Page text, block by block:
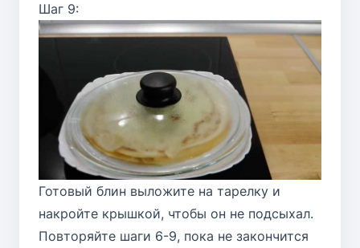
Шаг 9:
Готовый блин выложите на тарелку и
накройте крышкой, чтобы он не подсыхал.
Повторяйте шаги 6-9, пока не закончится